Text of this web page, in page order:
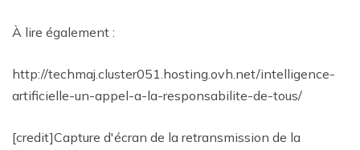
À lire également :
http://techmaj.cluster051.hosting.ovh.net/intelligence-
artificielle-un-appel-a-la-responsabilite-de-tous/
[credit]Capture d'écran de la retransmission de la